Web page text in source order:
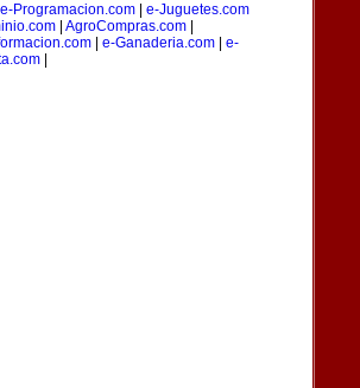
e-Programacion.com
e-Juguetes.com
| AgroCompras.com|
e-Ganaderia.com
e-
|